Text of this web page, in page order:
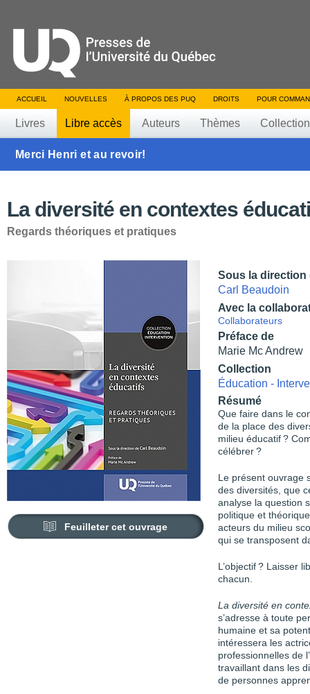
ACCUEIL NOUVELLES À PROPOS DES PUQ DROITS POUR
Livres Libre accès Auteurs Thèmes
Merci Henri et au revoir!
La diversité en contextes
Regards théoriques et pratiques
Feuilleter cet ouvrage
Sous la direction
Carl Beaudoin
Avec la
Collaborateurs
Préface de
Marie Mc Andrew
Collection
Éducation -
Résumé
Que faire dans le
de la place des
milieu éducatif ?
célébrer ?
Le présent ouvrage
des diversités, que
analyse la question
politique et
acteurs du milieu
qui se transposent
L’objectif ? Laisser
chacun.
La diversité en
s’adresse à toute
humaine et sa
intéressera les
professionnelles de
travaillant dans les
de personnes